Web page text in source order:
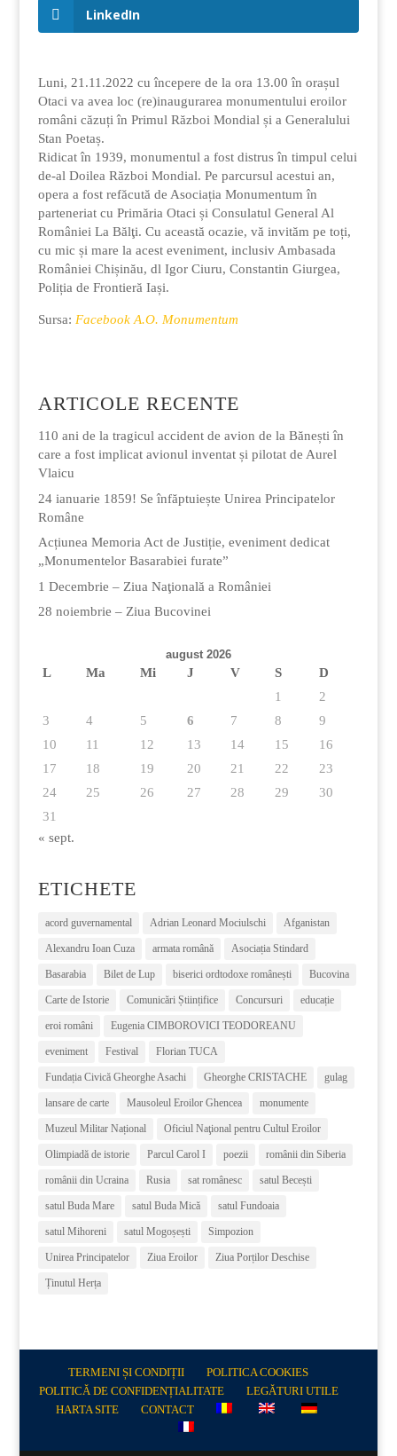
LinkedIn
Luni, 21.11.2022 cu începere de la ora 13.00 în orașul
Otaci va avea loc (re)inaugurarea monumentului eroilor
români căzuți în Primul Război Mondial și a Generalului
Stan Poetaș.
Ridicat în 1939, monumentul a fost distrus în timpul celui
de-al Doilea Război Mondial. Pe parcursul acestui an,
opera a fost refăcută de Asociația Monumentum în
parteneriat cu Primăria Otaci și Consulatul General Al
României La Bălţi. Cu această ocazie, vă invităm pe toți,
cu mic și mare la acest eveniment, inclusiv Ambasada
României Chișinău, dl Igor Ciuru, Constantin Giurgea,
Poliția de Frontieră Iași.
Sursa: Facebook A.O. Monumentum
ARTICOLE RECENTE
110 ani de la tragicul accident de avion de la Bănești în
care a fost implicat avionul inventat și pilotat de Aurel
Vlaicu
24 ianuarie 1859! Se înfăptuiește Unirea Principatelor
Române
Acțiunea Memoria Act de Justiție, eveniment dedicat
„Monumentelor Basarabiei furate”
1 Decembrie – Ziua Naţională a României
28 noiembrie – Ziua Bucovinei
august 2026
L Ma Mi J V S
D
1
2
3
4 5 6 7 8
9
10
11 12 13 14 15
16
17
18 19 20 21 22
23
24
25 26 27 28 29
30
31
« sept.
ETICHETE
acord guvernamental Adrian Leonard Mociulschi Afganistan
Alexandru Ioan Cuza armata română Asociația Stindard
Basarabia Bilet de Lup biserici ordtodoxe românești Bucovina
Carte de Istorie Comunicări Științifice Concursuri educație
eroi români Eugenia CIMBOROVICI TEODOREANU
eveniment Festival Florian TUCA
Fundația Civică Gheorghe Asachi Gheorghe CRISTACHE gulag
lansare de carte Mausoleul Eroilor Ghencea monumente
Muzeul Militar Național Oficiul Naţional pentru Cultul Eroilor
Olimpiadă de istorie Parcul Carol I poezii românii din Siberia
românii din Ucraina Rusia sat românesc satul Becești
satul Buda Mare satul Buda Mică satul Fundoaia
satul Mihoreni satul Mogoșești Simpozion
Unirea Principatelor Ziua Eroilor Ziua Porților Deschise
Ținutul Herța
TERMENI ȘI CONDIȚII
POLITICA COOKIES
POLITICĂ DE CONFIDENȚIALITATE
LEGĂTURI UTILE
HARTA SITE
CONTACT